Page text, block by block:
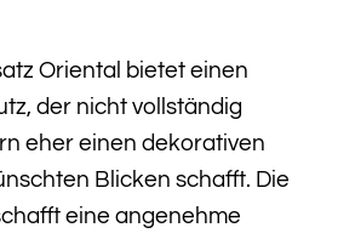
Oriental bietet einen
der nicht vollständig
eher einen dekorativen
Blicken schafft. Die
eine angenehme